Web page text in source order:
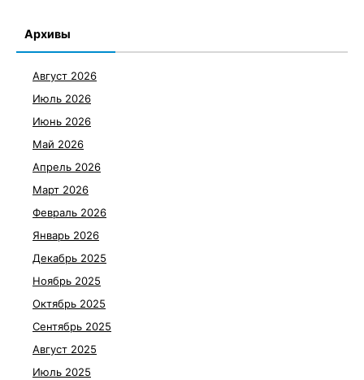
Архивы
Август 2026
Июль 2026
Июнь 2026
Май 2026
Апрель 2026
Март 2026
Февраль 2026
Январь 2026
Декабрь 2025
Ноябрь 2025
Октябрь 2025
Сентябрь 2025
Август 2025
Июль 2025